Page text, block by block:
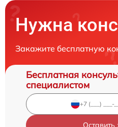
Нужна
Закажите бесплатную
Бесплатная
специалистом
Оставить